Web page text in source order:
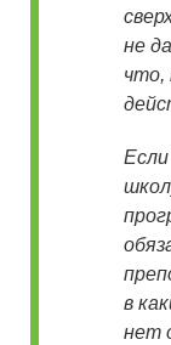
не
что,
в
нет